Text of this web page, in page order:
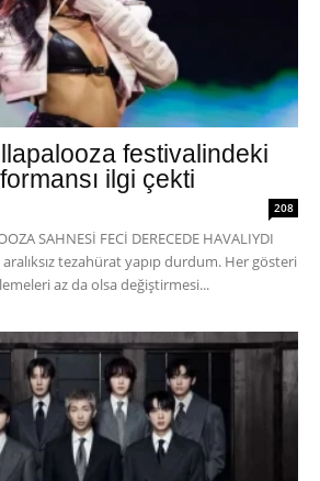
festivalindeki
ilgi çekti
208
SAHNESİ FECİ DERECEDE HAVALIYDI
tezahürat yapıp durdum. Her gösteri
az da olsa değiştirmesi...